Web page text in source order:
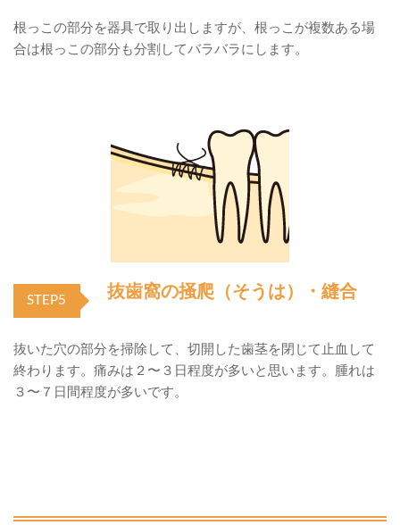
根っこの部分を器具で取り出しますが、根っこが複数ある場
合は根っこの部分も分割してバラバラにします。
STEP5 抜歯窩の掻爬（そうは）・縫合
抜いた穴の部分を掃除して、切開した歯茎を閉じて止血して
終わります。痛みは２〜３日程度が多いと思います。腫れは
３〜７日間程度が多いです。